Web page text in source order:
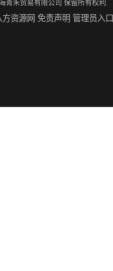
青禾贸易有限公司 保留所有权利.
方资源网 免责声明 管理员入口